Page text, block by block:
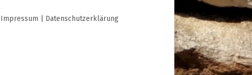
Impressum Datenschutzerklärung